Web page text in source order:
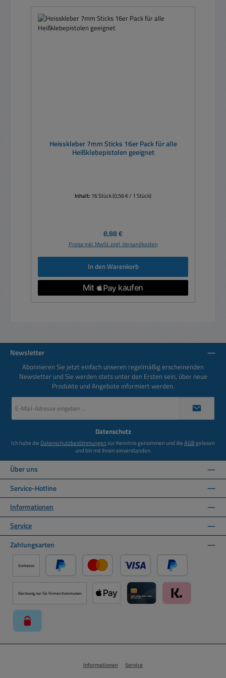
Heisskleber 7mm Sticks 16er Pack für alle
Heißklebepistolen geeignet
Inhalt: 16 Stück(0,56 € / 1 Stück)
Regulärer Preis:
8,88 €
Preise inkl. MwSt. zzgl. Versandkosten
In den Warenkorb
Newsletter
Abonnieren Sie jetzt einfach unseren regelmäßig erscheinenden
Newsletter und Sie werden stets unter den Ersten sein, über neue
Produkte und Angebote informiert werden.
Mail-
Datenschutz
Ich habe die Datenschutzbestimmungenzur Kenntnis genommen und dieAGBgelesen
und bin mit ihnen einverstanden.
Über uns
Service-Hotline
Informationen
Service
Zahlungsarten
Vorkasse
PayPal Kredit- oder Debitkarte über PayPal
Später Bezahlen
Rechnung nur für Firmen Kommunen
Informationen Service